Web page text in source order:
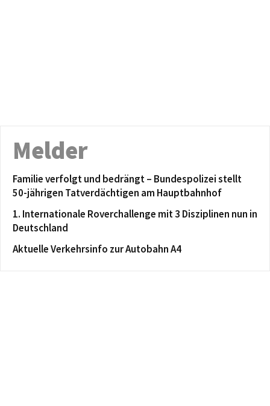
Melder
Familie verfolgt und bedrängt – Bundespolizei stellt
50-jährigen Tatverdächtigen am Hauptbahnhof
1. Internationale Roverchallenge mit 3 Disziplinen nun in
Deutschland
Aktuelle Verkehrsinfo zur Autobahn A4